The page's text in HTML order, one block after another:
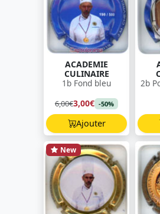
ACADEMIE
CULINAIRE
1b Fond bleu
6,00€3,00€ -50%
Ajouter
2b
New